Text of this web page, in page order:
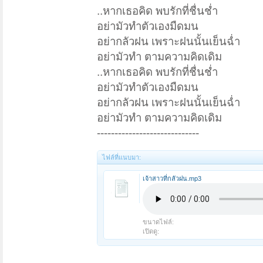
..หากเธอคิด พบรักที่ชื่นช่ำ
อย่ามัวทำตัวเองมืดมน
อย่ากลัวฝน เพราะฝนนั้นเย็นฉ่ำ
อย่ามัวทำ ตามความคิดเดิม
..หากเธอคิด พบรักที่ชื่นช่ำ
อย่ามัวทำตัวเองมืดมน
อย่ากลัวฝน เพราะฝนนั้นเย็นฉ่ำ
อย่ามัวทำ ตามความคิดเดิม
-----------------------------
ไฟล์ที่แนบมา:
เจ้าสาวที่กลัวฝน.mp3
ขนาดไฟล์:
เปิดดู: